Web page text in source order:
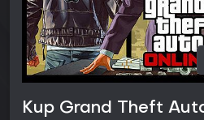
Kup Grand Theft